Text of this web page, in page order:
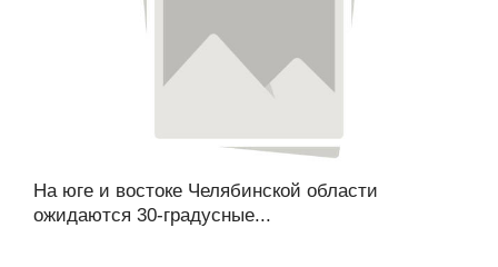
На юге и востоке Челябинской области
ожидаются 30-градусные...